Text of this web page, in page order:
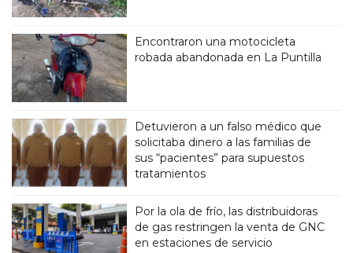
Encontraron una motocicleta
robada abandonada en La Puntilla
Detuvieron a un falso médico que
solicitaba dinero a las familias de
sus “pacientes” para supuestos
tratamientos
Por la ola de frío, las distribuidoras
de gas restringen la venta de GNC
en estaciones de servicio